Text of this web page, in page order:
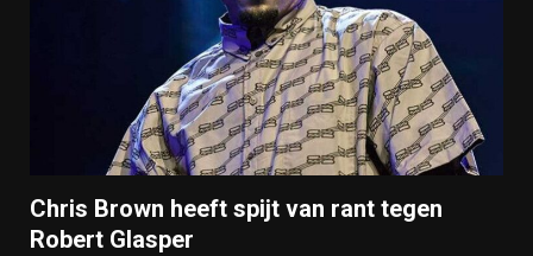
Chris Brown heeft spijt van rant tegen
Robert Glasper